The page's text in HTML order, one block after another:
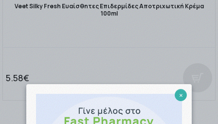
Veet Silky Fresh Ευαίσθητες Επιδερμίδες Αποτριχωτική Κρέμα
100ml
5.58€
×